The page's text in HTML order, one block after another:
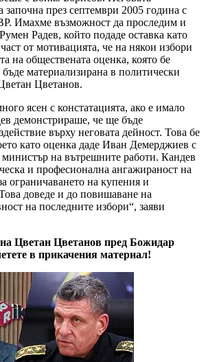
започна през септември 2005 година с
Имахме възможност да проследим и
Радев, който подаде оставка като
от мотивацията, че на някои избори
на обществената оценка, която бе
бъде материализирана в политически
Цветанов.
ясен с констатацията, ако е имало
демонстрираше, че ще бъде
върху неговата дейност. Това бе
като оценка даде Иван Демерджиев с
министър на вътрешните работи. Кандев
и професионална ангажираност на
ограничаването на купения и
доведе и до повишаване на
на последните избори“, заяви
Цветан Цветанов пред Божидар
в прикачения материал!